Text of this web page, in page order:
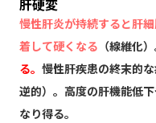
肝硬変
慢性肝炎が持続すると肝
着して硬くなる （線維化）
る。 慢性肝疾患の終末的
逆的）。高度の肝機能低
なり得る。